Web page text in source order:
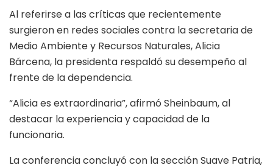
Al referirse a las críticas que recientemente
surgieron en redes sociales contra la secretaria de
Medio Ambiente y Recursos Naturales, Alicia
Bárcena, la presidenta respaldó su desempeño al
frente de la dependencia.
“Alicia es extraordinaria”, afirmó Sheinbaum, al
destacar la experiencia y capacidad de la
funcionaria.
La conferencia concluyó con la sección Suave Patria,